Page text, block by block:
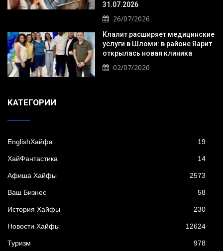
31.07.2026
26/07/2026
Клалит расширяет медицинские
услуги в Шломи: в районе Яарит
открылась новая клиника
02/07/2026
KАТЕГОРИИ
EnglishХайфа 19
XайФантастика 14
Афиша Хайфы 2573
Ваш Бизнес 58
История Хайфы 230
Новости Хайфы 12624
Туризм 978